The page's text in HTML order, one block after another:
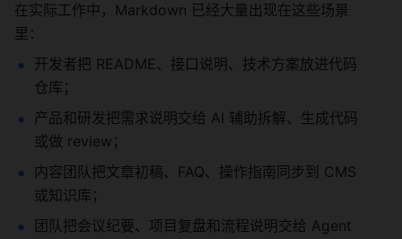
在实际工作中，Markdown 已经大量出现在这些场景
里：
开发者把 README、接口说明、技术方案放进代码
仓库；
产品和研发把需求说明交给 AI 辅助拆解、生成代码
或做 review；
内容团队把文章初稿、FAQ、操作指南同步到 CMS
或知识库；
团队把会议纪要、项目复盘和流程说明交给 Agent